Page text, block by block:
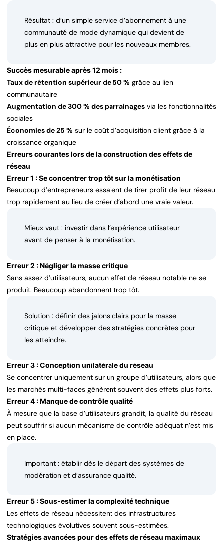
Résultat : d’un simple service d’abonnement à une
communauté de mode dynamique qui devient de
plus en plus attractive pour les nouveaux membres.
Succès mesurable après 12 mois :
Taux de rétention supérieur de 50 % grâce au lien
communautaire
Augmentation de 300 % des parrainages via les fonctionnalités
sociales
Économies de 25 % sur le coût d’acquisition client grâce à la
croissance organique
Erreurs courantes lors de la construction des effets de
réseau
Erreur 1 : Se concentrer trop tôt sur la monétisation
Beaucoup d’entrepreneurs essaient de tirer profit de leur réseau
trop rapidement au lieu de créer d’abord une vraie valeur.
Mieux vaut : investir dans l’expérience utilisateur
avant de penser à la monétisation.
Erreur 2 : Négliger la masse critique
Sans assez d’utilisateurs, aucun effet de réseau notable ne se
produit. Beaucoup abandonnent trop tôt.
Solution : définir des jalons clairs pour la masse
critique et développer des stratégies concrètes pour
les atteindre.
Erreur 3 : Conception unilatérale du réseau
Se concentrer uniquement sur un groupe d’utilisateurs, alors que
les marchés multi-faces génèrent souvent des effets plus forts.
Erreur 4 : Manque de contrôle qualité
À mesure que la base d’utilisateurs grandit, la qualité du réseau
peut souffrir si aucun mécanisme de contrôle adéquat n’est mis
en place.
Important : établir dès le départ des systèmes de
modération et d’assurance qualité.
Erreur 5 : Sous-estimer la complexité technique
Les effets de réseau nécessitent des infrastructures
technologiques évolutives souvent sous-estimées.
Stratégies avancées pour des effets de réseau maximaux